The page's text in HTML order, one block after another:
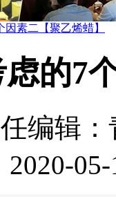
素二【聚乙烯蜡】
的7
编辑